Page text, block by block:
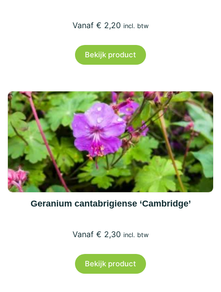
€ 2,20 incl. btw
Bekijk product
Geranium cantabrigiense ‘Cambridge’
€ 2,30 incl. btw
Bekijk product